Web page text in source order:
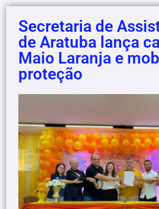
Secretaria de
de Aratuba lança
Maio Laranja e
proteção